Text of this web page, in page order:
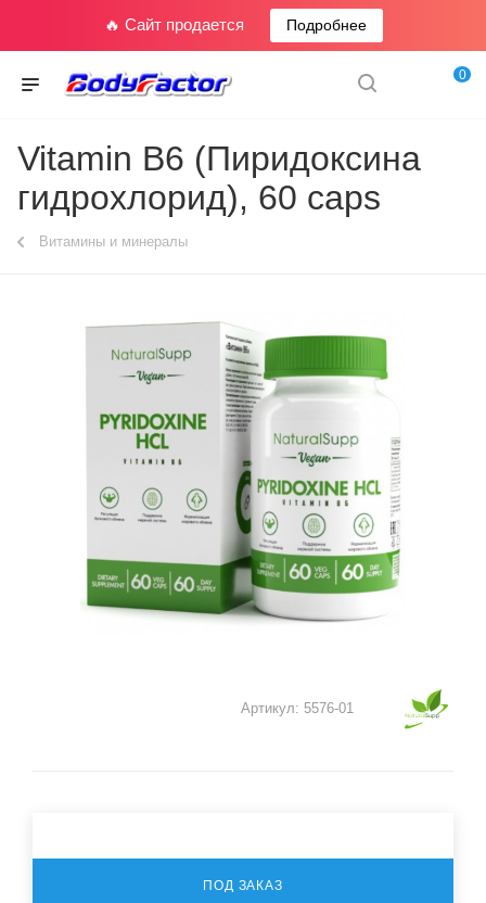
🔥 Сайт продается Подробнее
0
Vitamin B6 (Пиридоксина
гидрохлорид), 60 caps
Витамины и минералы
Артикул: 5576-01
ПОД ЗАКАЗ